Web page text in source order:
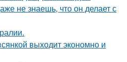
не знаешь, что он делает с
выходит экономно и